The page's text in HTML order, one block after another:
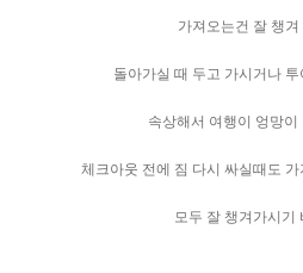
가져오는건 잘 챙
돌아가실 때 두고 가시거나
속상해서 여행이 엉망이
체크아웃 전에 짐 다시 싸실때도
모두 잘 챙겨가시기